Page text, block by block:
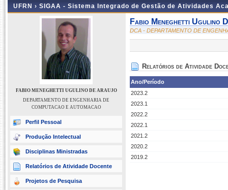
UFRN › SIGAA - Sistema Integrado de Gestão de Atividades
FABIO MENEGHETTI UGULINO DE ARAUJO
DEPARTAMENTO DE ENGENHARIA DE
COMPUTACAO E AUTOMACAO
Perfil Pessoal
Produção Intelectual
Disciplinas Ministradas
Relatórios de Atividade Docente
Projetos de Pesquisa
Fabio Meneghetti Ugulino
DCA - DEPARTAMENTO DE
Relatórios de Atividade
Ano/Período
2023.2
2023.1
2022.2
2022.1
2021.2
2020.2
2019.2